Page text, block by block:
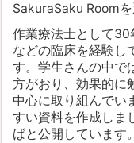
SakuraSaku Room
作業療法士として30
などの臨床を経験し
す。学生さんの中で
方がおり、効果的に
中心に取り組んでい
すい資料を作成しま
ばと公開しています。